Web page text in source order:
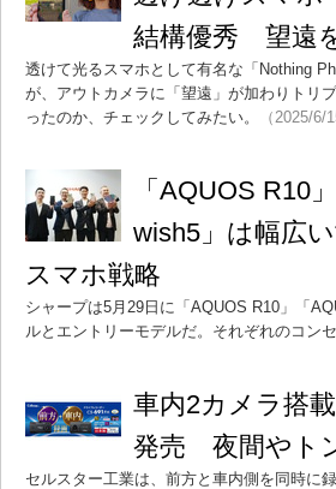
結構優秀 望遠
透けて光るスマホとして有名な「Nothing
が、アウトカメラに「望遠」が加わりトリ
ったのか、チェックしてみたい。
（2025/6/
「AQUOS R10
wish5」は幅広
スマホ戦略
シャープは5月29日に「AQUOS R10」「
ルとエントリーモデルだ。それぞれのコン
車内2カメラ搭
発売 夜間やト
セルスター工業は、前方と車内側を同時に